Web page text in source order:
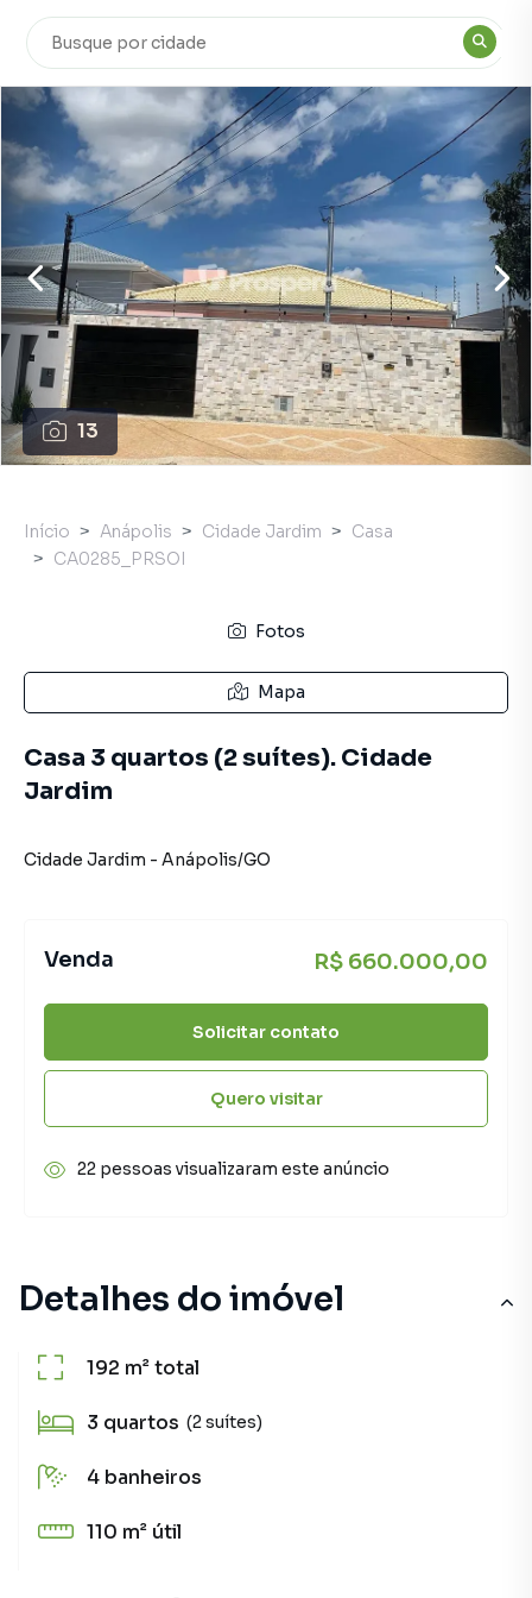
13
Detalhes do imóvel
192 m²total
3 quartos (2 suítes)
4 banheiros
110 m² útil
Início Anápolis Cidade Jardim
Casa
CA0285_PRSOI
Fotos
Mapa
Casa 3 quartos (2 suítes). Cidade
Jardim
Cidade Jardim - Anápolis/GO
Venda R$ 660.000,00
Solicitar contato
Quero visitar
22 pessoas visualizaram este anúncio